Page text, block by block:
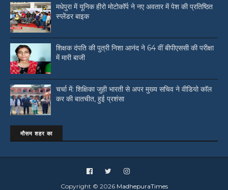
मधेपुरा में यूनिक हीरो मोटोकॉर्प ने नए अवतार में पेश की प्रतिष्ठित
स्प्लेंडर बाइक
शिक्षक दंपति की पुत्री निशा आनंद ने 64 वीं बीपीएससी की परीक्षा
में मारी बाजी
चर्चा में: शिक्षिका जुही भारती से अपर मुख्य सचिव ने वीडियो काॅल
कर की बातचीत, हुई प्रशंसा
मौसम शहर का
Copyright © 2026 MadhepuraTimes